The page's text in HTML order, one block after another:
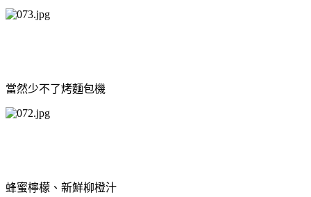
當然少不了烤麵包機
蜂蜜檸檬、新鮮柳橙汁